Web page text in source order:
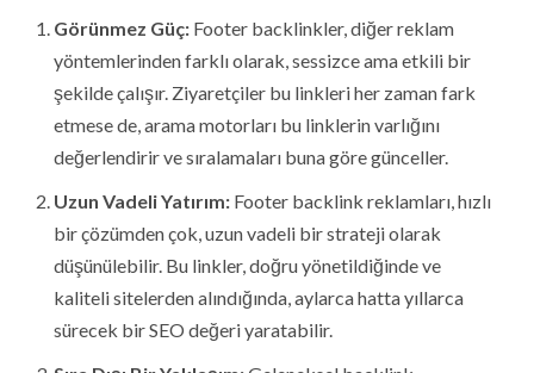
Görünmez Güç: Footer backlinkler, diğer reklam
yöntemlerinden farklı olarak, sessizce ama etkili bir
şekilde çalışır. Ziyaretçiler bu linkleri her zaman fark
etmese de, arama motorları bu linklerin varlığını
değerlendirir ve sıralamaları buna göre günceller.
Uzun Vadeli Yatırım: Footer backlink reklamları, hızlı
bir çözümden çok, uzun vadeli bir strateji olarak
düşünülebilir. Bu linkler, doğru yönetildiğinde ve
kaliteli sitelerden alındığında, aylarca hatta yıllarca
sürecek bir SEO değeri yaratabilir.